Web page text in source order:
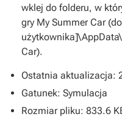
wklej do folderu, w
gry My Summer Car
Car).
Ostatnia aktualizacja:
Gatunek: Symulacja
Rozmiar pliku: 833.6